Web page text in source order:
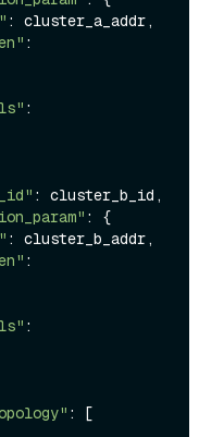
: cluster_a_addr,
:
:
: cluster_b_id,
: {
: cluster_b_addr,
:
:
: [